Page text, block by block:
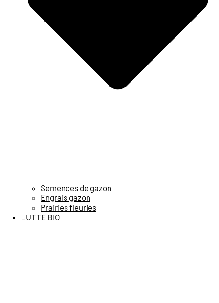
Semences de gazon
Engrais gazon
Prairies fleuries
LUTTE BIO